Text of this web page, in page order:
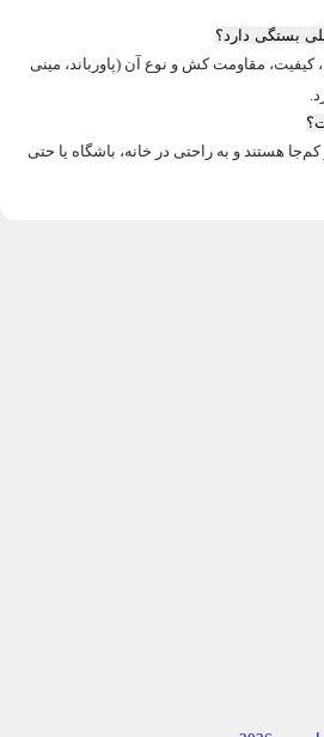
کیفیت، مقاومت کش و نوع آن (پاورباند، مینی
هستند و به راحتی در خانه، باشگاه یا حتی